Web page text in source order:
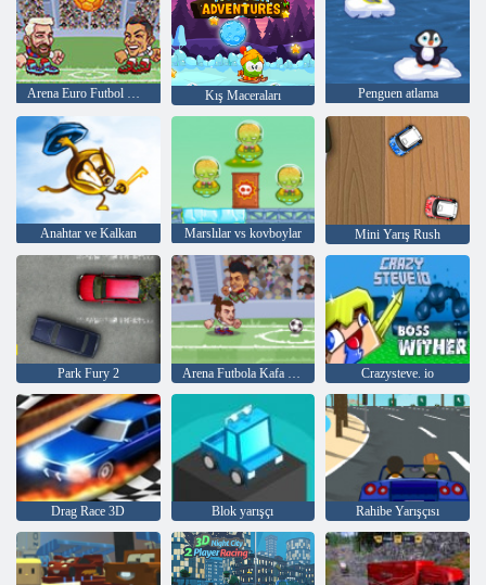
Arena Euro Futbol Heads Kış Maceraları Penguen atlama
Anahtar ve Kalkan Marslılar vs kovboylar Mini Yarış Rush
Park Fury 2 Arena Futbola Kafa Bütün Yıldızlar Crazysteve. io
Drag Race 3D Blok yarışçı Rahibe Yarışçısı